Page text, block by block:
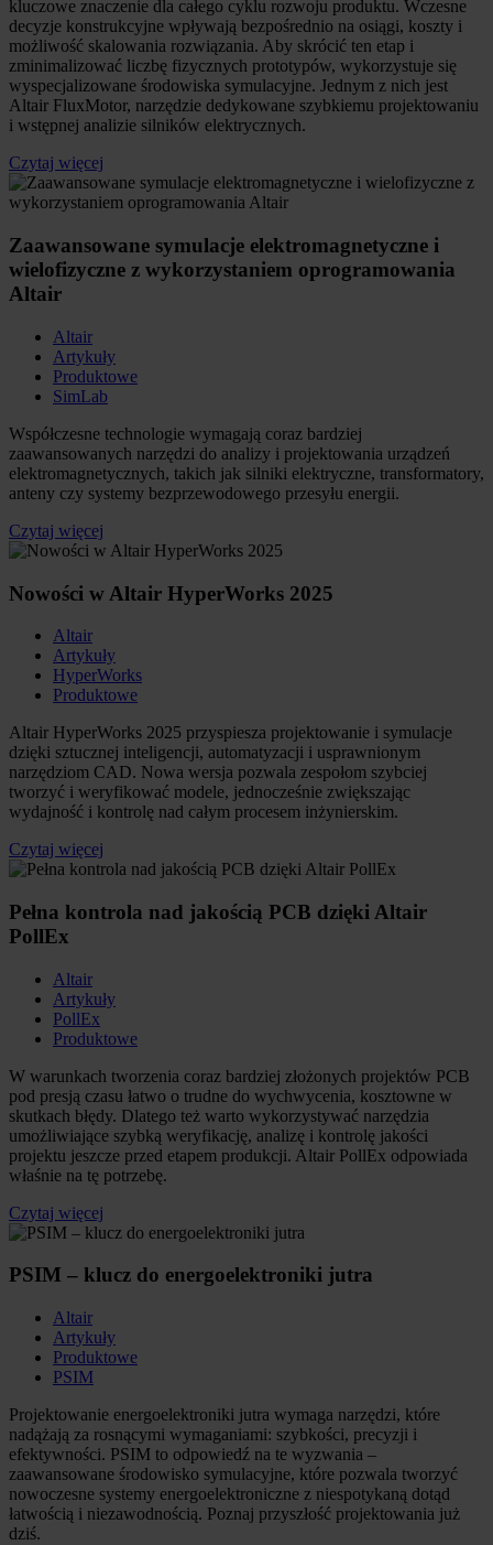
kluczowe znaczenie dla całego cyklu rozwoju produktu. Wczesne
decyzje konstrukcyjne wpływają bezpośrednio na osiągi, koszty i
możliwość skalowania rozwiązania. Aby skrócić ten etap i
zminimalizować liczbę fizycznych prototypów, wykorzystuje się
wyspecjalizowane środowiska symulacyjne. Jednym z nich jest
Altair FluxMotor, narzędzie dedykowane szybkiemu projektowaniu
i wstępnej analizie silników elektrycznych.
Czytaj więcej
Zaawansowane symulacje elektromagnetyczne i
wielofizyczne z wykorzystaniem oprogramowania
Altair
Altair
Artykuły
Produktowe
SimLab
Współczesne technologie wymagają coraz bardziej
zaawansowanych narzędzi do analizy i projektowania urządzeń
elektromagnetycznych, takich jak silniki elektryczne, transformatory,
anteny czy systemy bezprzewodowego przesyłu energii.
Czytaj więcej
Nowości w Altair HyperWorks 2025
Altair
Artykuły
HyperWorks
Produktowe
Altair HyperWorks 2025 przyspiesza projektowanie i symulacje
dzięki sztucznej inteligencji, automatyzacji i usprawnionym
narzędziom CAD. Nowa wersja pozwala zespołom szybciej
tworzyć i weryfikować modele, jednocześnie zwiększając
wydajność i kontrolę nad całym procesem inżynierskim.
Czytaj więcej
Pełna kontrola nad jakością PCB dzięki Altair
PollEx
Altair
Artykuły
PollEx
Produktowe
W warunkach tworzenia coraz bardziej złożonych projektów PCB
pod presją czasu łatwo o trudne do wychwycenia, kosztowne w
skutkach błędy. Dlatego też warto wykorzystywać narzędzia
umożliwiające szybką weryfikację, analizę i kontrolę jakości
projektu jeszcze przed etapem produkcji. Altair PollEx odpowiada
właśnie na tę potrzebę.
Czytaj więcej
PSIM – klucz do energoelektroniki jutra
Altair
Artykuły
Produktowe
PSIM
Projektowanie energoelektroniki jutra wymaga narzędzi, które
nadążają za rosnącymi wymaganiami: szybkości, precyzji i
efektywności. PSIM to odpowiedź na te wyzwania –
zaawansowane środowisko symulacyjne, które pozwala tworzyć
nowoczesne systemy energoelektroniczne z niespotykaną dotąd
łatwością i niezawodnością. Poznaj przyszłość projektowania już
dziś.